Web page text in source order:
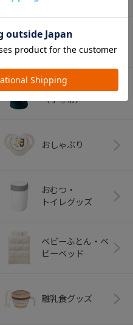
チャイルドシート
抱っこひも
（子守帯）
おしゃぶり
おむつ・
トイレグッズ
ベビーふとん・ベ
ビーベッド
離乳食グッズ